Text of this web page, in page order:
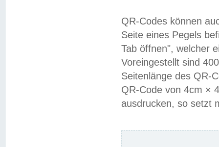
QR-Codes können
Seite eines Pegels
Tab öffnen", welcher
Voreingestellt sind
Seitenlänge des QR-
QR-Code von 4cm ×
ausdrucken, so setzt